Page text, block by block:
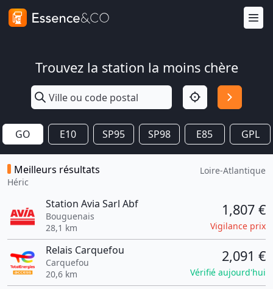
Trouvez la station la moins chère
GO E10 SP95 SP98 E85 GPL
Meilleurs résultats
Héric
Loire-Atlantique
Station Avia Sarl Abf
Bouguenais
28,1 km
1,807 €
Vigilance prix
Relais Carquefou
Carquefou
20,6 km
2,091 €
Vérifié aujourd'hui